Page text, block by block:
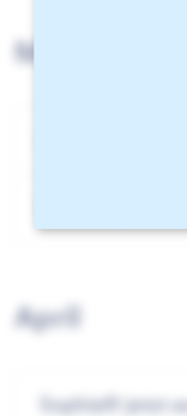
Mai
April
Sophia® jetzt